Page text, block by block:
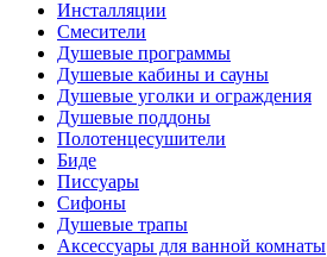
Инсталляции
Смесители
Душевые программы
Душевые кабины и сауны
Душевые уголки и ограждения
Душевые поддоны
Полотенцесушители
Биде
Писсуары
Сифоны
Душевые трапы
Аксессуары для ванной комнаты